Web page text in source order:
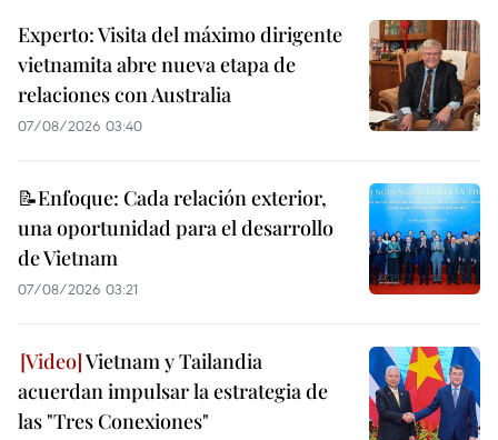
Experto: Visita del máximo dirigente
vietnamita abre nueva etapa de
relaciones con Australia
07/08/2026 03:40
📝Enfoque: Cada relación exterior,
una oportunidad para el desarrollo
de Vietnam
07/08/2026 03:21
Vietnam y Tailandia
acuerdan impulsar la estrategia de
las "Tres Conexiones"